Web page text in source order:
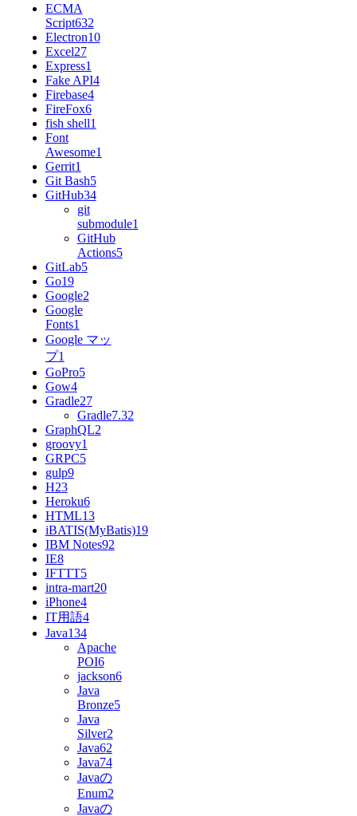
ECMA
Script632
Electron10
Excel27
Express1
Fake API4
Firebase4
FireFox6
fish shell1
Font
Awesome1
Gerrit1
Git Bash5
GitHub34
git
submodule1
GitHub
Actions5
GitLab5
Go19
Google2
Google
Fonts1
Google マッ
プ1
GoPro5
Gow4
Gradle27
Gradle7.32
GraphQL2
groovy1
GRPC5
gulp9
H23
Heroku6
HTML13
iBATIS(MyBatis)19
IBM Notes92
IE8
IFTTT5
intra-mart20
iPhone4
IT用語4
Java134
Apache
POI6
jackson6
Java
Bronze5
Java
Silver2
Java62
Java74
Javaの
Enum2
Javaの